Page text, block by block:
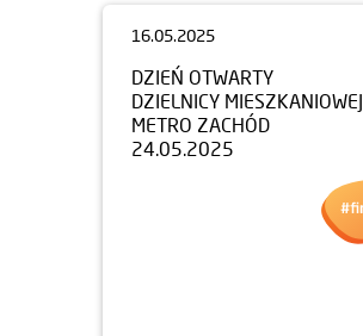
16.05.2025
DZIEŃ OTWARTY
DZIELNICY MIESZKANIOWEJ
METRO ZACHÓD
24.05.2025